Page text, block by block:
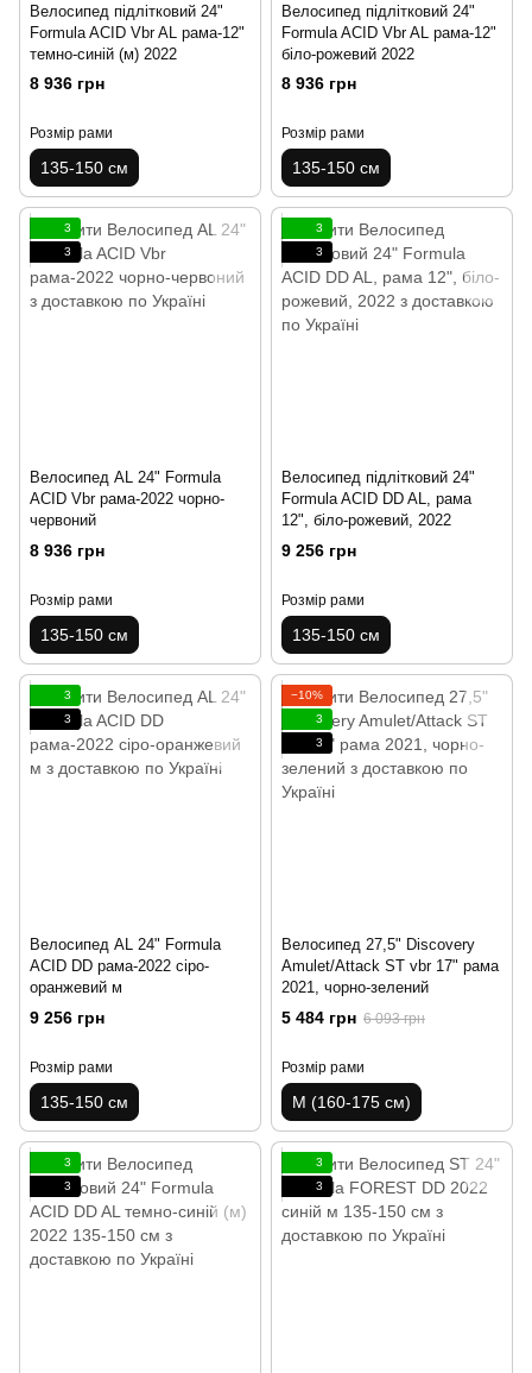
Велосипед підлітковий 24"
Formula ACID Vbr AL рама-12"
темно-синій (м) 2022
8 936 грн
Розмір рами
135-150 см
Велосипед підлітковий 24"
Formula ACID Vbr AL рама-12"
біло-рожевий 2022
8 936 грн
Розмір рами
135-150 см
3
3
Велосипед AL 24" Formula
ACID Vbr рама-2022 чорно-
червоний
8 936 грн
Розмір рами
135-150 см
3
3
Велосипед підлітковий 24"
Formula ACID DD AL, рама
12", біло-рожевий, 2022
9 256 грн
Розмір рами
135-150 см
3
3
Велосипед AL 24" Formula
ACID DD рама-2022 сіро-
оранжевий м
9 256 грн
Розмір рами
135-150 см
−10%
3
3
Велосипед 27,5" Discovery
Amulet/Attack ST vbr 17" рама
2021, чорно-зелений
5 484 грн 6 093 грн
Розмір рами
M (160-175 см)
3
3
3
3